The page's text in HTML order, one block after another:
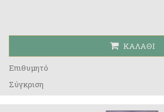
ΚΑΛΆΘΙ
Επιθυμητό
Σύγκριση